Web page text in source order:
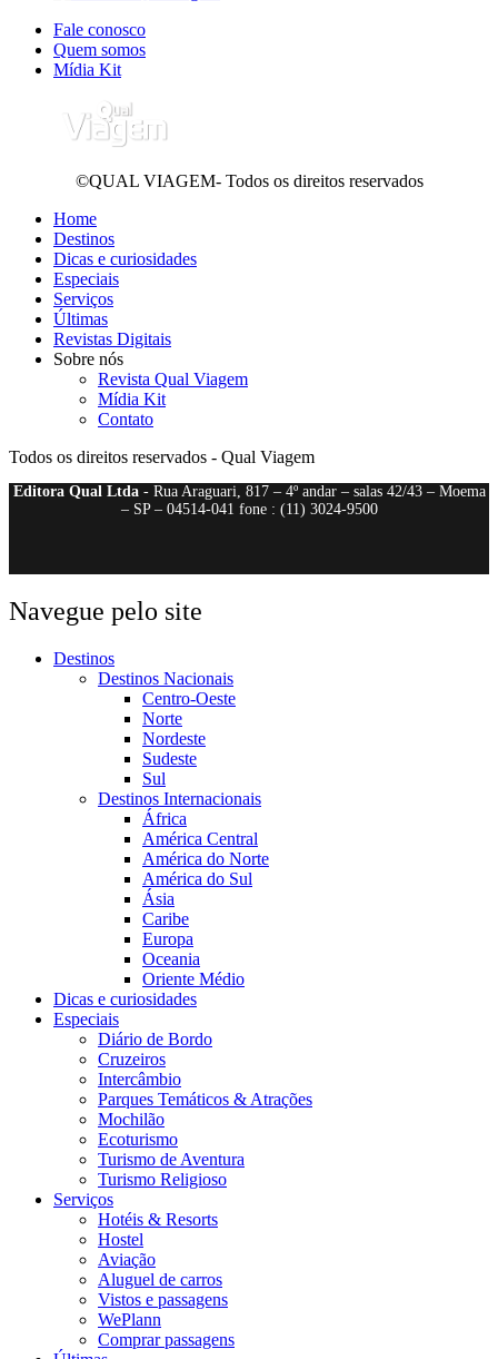
Fale conosco
Quem somos
Mídia Kit
©QUAL VIAGEM- Todos os direitos reservados
Home
Destinos
Dicas e curiosidades
Especiais
Serviços
Últimas
Revistas Digitais
Sobre nós
Revista Qual Viagem
Mídia Kit
Contato
Todos os direitos reservados - Qual Viagem
Editora Qual Ltda- Rua Araguari, 817 – 4º andar – salas 42/43 – Moema
– SP – 04514-041 fone : (11) 3024-9500
Navegue pelo site
Destinos
Destinos Nacionais
Centro-Oeste
Norte
Nordeste
Sudeste
Sul
Destinos Internacionais
África
América Central
América do Norte
América do Sul
Ásia
Caribe
Europa
Oceania
Oriente Médio
Dicas e curiosidades
Especiais
Diário de Bordo
Cruzeiros
Intercâmbio
Parques Temáticos & Atrações
Mochilão
Ecoturismo
Turismo de Aventura
Turismo Religioso
Serviços
Hotéis & Resorts
Hostel
Aviação
Aluguel de carros
Vistos e passagens
WePlann
Comprar passagens